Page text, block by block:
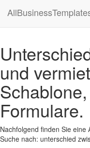
und
Formulare.
Nachfolgend finden Sie
Suche nach: unterschied